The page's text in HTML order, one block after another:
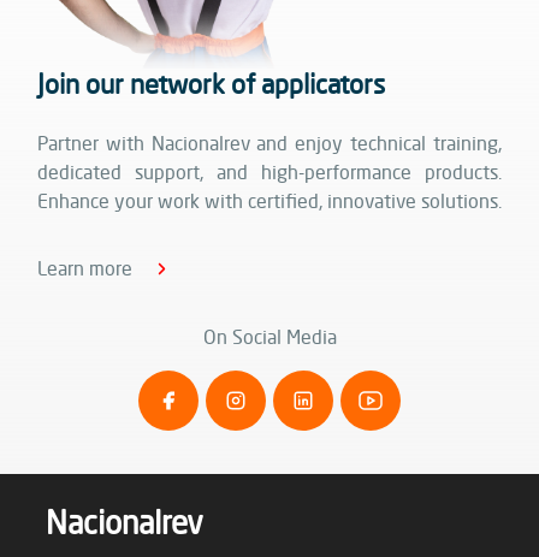
Join our network of applicators
Partner with Nacionalrev and enjoy technical training,
dedicated support, and high-performance products.
Enhance your work with certified, innovative solutions.
Learn more
On Social Media
Nacionalrev